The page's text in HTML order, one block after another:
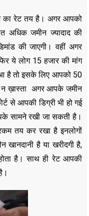
का रेट तय है। अगर आपको
अधिक जमीन ज्यादाद की
की जाएगी। वहीं अगर
ये लोग 15 हजार की मांग
है तो इसके लिए आपको 50
ख़ास्ता अगर आपके जमीन
से आपकी डिग्री भी हो गई
सामने रखी जा सकती है।
तय कर रखा है इनलोगों
है या खरीदगी है,
है। साथ ही रेट आपकी